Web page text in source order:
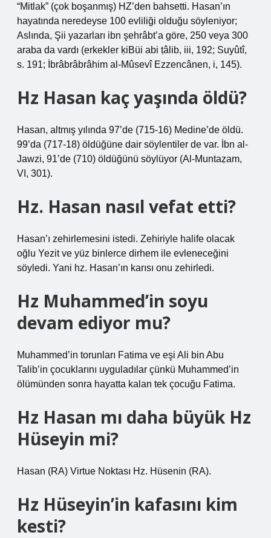
“Mitlak” (çok boşanmış) HZ’den bahsetti. Hasan’ın
hayatında neredeyse 100 evliliği olduğu söyleniyor;
Aslında, Şii yazarları ibn şehrâbt’a göre, 250 veya 300
araba da vardı (erkekler ḳiBüi abi ṭâlib, iii, 192; Suyûtî,
s. 191; İbrâbrâbrâhim al-Mûsevî Ezzencânen, i, 145).
Hz Hasan kaç yaşında öldü?
Hasan, altmış yılında 97’de (715-16) Medine’de öldü.
99’da (717-18) öldüğüne dair söylentiler de var. İbn al-
Jawzi, 91’de (710) öldüğünü söylüyor (Al-Muntaẓam,
VI, 301).
Hz. Hasan nasıl vefat etti?
Hasan’ı zehirlemesini istedi. Zehiriyle halife olacak
oğlu Yezit ve yüz binlerce dirhem ile evleneceğini
söyledi. Yani hz. Hasan’ın karısı onu zehirledi.
Hz Muhammed’in soyu
devam ediyor mu?
Muhammed’in torunları Fatima ve eşi Ali bin Abu
Talib’in çocuklarını uyguladılar çünkü Muhammed’in
ölümünden sonra hayatta kalan tek çocuğu Fatima.
Hz Hasan mı daha büyük Hz
Hüseyin mi?
Hasan (RA) Virtue Noktası Hz. Hüsenin (RA).
Hz Hüseyin’in kafasını kim
kesti?